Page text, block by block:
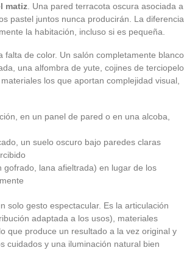
matiz . Una pared terracota oscura asociada a
pastel juntos nunca producirán. La diferencia
la habitación, incluso si es pequeña.
de color. Un salón completamente blanco
una alfombra de yute, cojines de terciopelo
los que aportan complejidad visual,
en un panel de pared o en una alcoba,
un suelo oscuro bajo paredes claras
lana afieltrada) en lugar de los
solo gesto espectacular. Es la articulación
adaptada a los usos), materiales
que produce un resultado a la vez original y
cuidados y una iluminación natural bien